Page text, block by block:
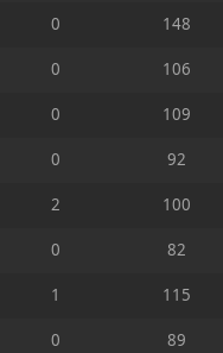
0
148
0
106
0
109
0
92
2
100
0
82
1
115
0
89